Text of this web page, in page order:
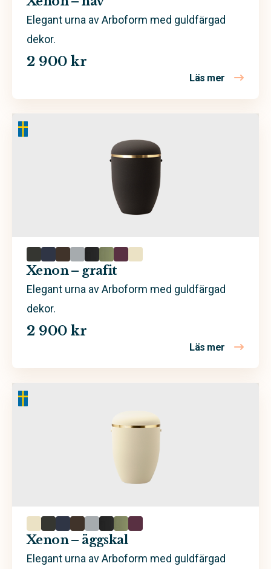
Elegant urna av Arboform med guldfärgad
dekor.
2 900 kr
Läs mer om Xenon
Xenon – grafit
Elegant urna av Arboform med guldfärgad
dekor.
2 900 kr
Läs mer om
Xenon – äggskal
Elegant urna av Arboform med guldfärgad